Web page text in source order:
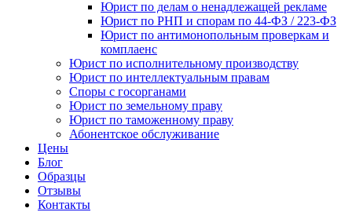
Юрист по делам о ненадлежащей рекламе
Юрист по РНП и спорам по 44-ФЗ / 223-ФЗ
Юрист по антимонопольным проверкам и
комплаенс
Юрист по исполнительному производству
Юрист по интеллектуальным правам
Споры с госорганами
Юрист по земельному праву
Юрист по таможенному праву
Абонентское обслуживание
Цены
Блог
Образцы
Отзывы
Контакты